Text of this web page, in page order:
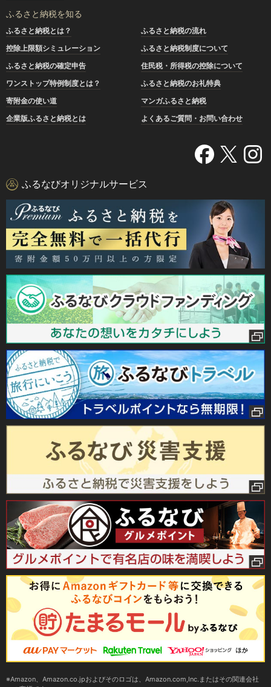
ふるさと納税を知る
ふるさと納税とは？
ふるさと納税の流れ
控除上限額シミュレーション
ふるさと納税制度について
ふるさと納税の確定申告
住民税・所得税の控除について
ワンストップ特例制度とは？
ふるさと納税のお礼特典
寄附金の使い道
マンガふるさと納税
企業版ふるさと納税とは
よくあるご質問・お問い合わせ
ふるなびオリジナルサービス
Amazon、Amazon.co.jpおよびそのロゴは、Amazon.com,Inc.またはその関連会社